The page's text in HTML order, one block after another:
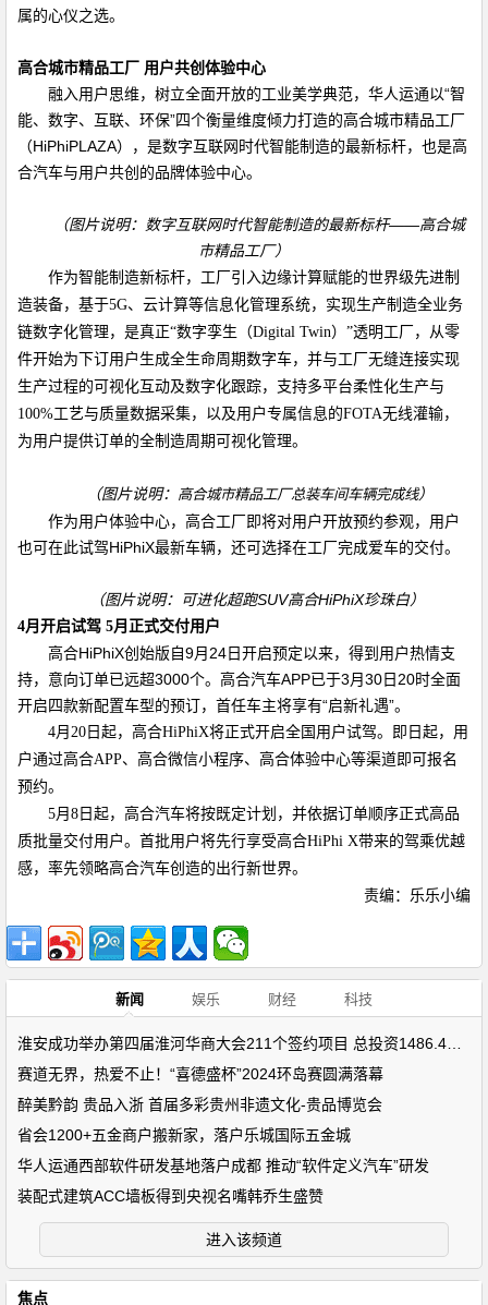
属的心仪之选。
高合城市精品工厂 用户共创体验中心
融入用户思维，树立全面开放的工业美学典范，华人运通以“智
能、数字、互联、环保”四个衡量维度倾力打造的高合城市精品工厂
（HiPhiPLAZA），是数字互联网时代智能制造的最新标杆，也是高
合汽车与用户共创的品牌体验中心。
（图片说明：数字互联网时代智能制造的最新标杆——高合城
市精品工厂）
作为智能制造新标杆，工厂引入边缘计算赋能的世界级先进制
造装备，基于5G、云计算等信息化管理系统，实现生产制造全业务
链数字化管理，是真正“数字孪生（Digital Twin） ”透明工厂，从零
件开始为下订用户生成全生命周期数字车，并与工厂无缝连接实现
生产过程的可视化互动及数字化跟踪，支持多平台柔性化生产与
100%工艺与质量数据采集，以及用户专属信息的FOTA无线灌输，
为用户提供订单的全制造周期可视化管理。
（图片说明： 高合城市精品工厂总装车间车辆完成线）
作为用户体验中心，高合工厂即将对用户开放预约参观，用户
也可在此试驾HiPhiX最新车辆，还可选择在工厂完成爱车的交付。
（图片说明：可进化超跑SUV高合HiPhiX珍珠白）
4月开启试驾 5月正式交付用户
高合HiPhiX创始版自9月24日开启预定以来，得到用户热情支
持，意向订单已远超3000个。高合汽车APP已于3月30日20时全面
开启四款新配置车型的预订，首任车主将享有“启新礼遇”。
4月 20 日起，高合HiPhiX将正式开启全国用户试驾。即日起，用
户通过高合APP、高合微信小程序、高合体验中心等渠道即可报名
预约。
5月 8 日起，高合汽车将按既定计划，并依据订单顺序正式高品
质批量交付用户。首批用户将先行享受高合HiPhi X带来的驾乘优越
感，率先领略高合汽车创造的出行新世界。
责编：乐乐小编
新闻 娱乐 财经 科技
淮安成功举办第四届淮河华商大会211个签约项目 总投资1486.4亿元
赛道无界，热爱不止！“喜德盛杯”2024环岛赛圆满落幕
醉美黔韵 贵品入浙 首届多彩贵州非遗文化-贵品博览会
省会1200+五金商户搬新家，落户乐城国际五金城
华人运通西部软件研发基地落户成都 推动“软件定义汽车”研发
装配式建筑ACC墙板得到央视名嘴韩乔生盛赞
进入该频道
焦点